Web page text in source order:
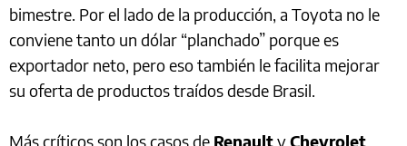
bimestre. Por el lado de la producción, a Toyota no le
conviene tanto un dólar “planchado” porque es
exportador neto, pero eso también le facilita mejorar
su oferta de productos traídos desde Brasil.
Más críticos son los casos de RenaultyChevrolet,